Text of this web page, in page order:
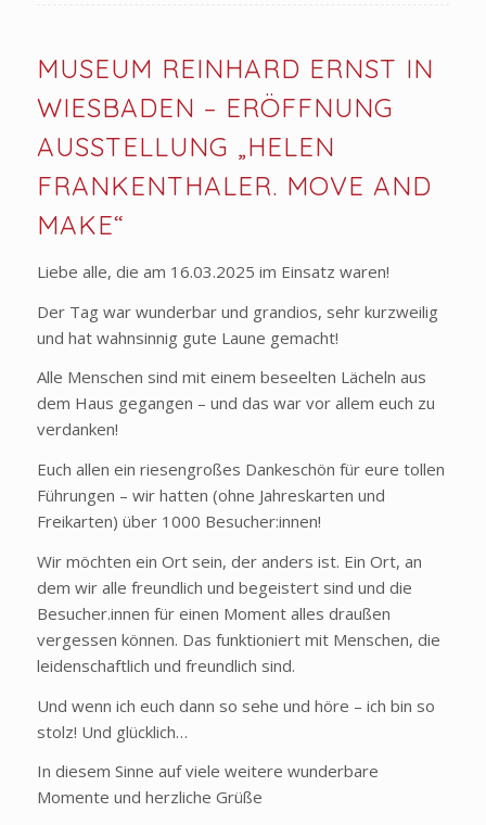
MUSEUM REINHARD ERNST IN
WIESBADEN – ERÖFFNUNG
AUSSTELLUNG „HELEN
FRANKENTHALER. MOVE AND
MAKE“
Liebe alle, die am 16.03.2025 im Einsatz waren!
Der Tag war wunderbar und grandios, sehr kurzweilig
und hat wahnsinnig gute Laune gemacht!
Alle Menschen sind mit einem beseelten Lächeln aus
dem Haus gegangen – und das war vor allem euch zu
verdanken!
Euch allen ein riesengroßes Dankeschön für eure tollen
Führungen – wir hatten (ohne Jahreskarten und
Freikarten) über 1000 Besucher:innen!
Wir möchten ein Ort sein, der anders ist. Ein Ort, an
dem wir alle freundlich und begeistert sind und die
Besucher.innen für einen Moment alles draußen
vergessen können. Das funktioniert mit Menschen, die
leidenschaftlich und freundlich sind.
Und wenn ich euch dann so sehe und höre – ich bin so
stolz! Und glücklich…
In diesem Sinne auf viele weitere wunderbare
Momente und herzliche Grüße